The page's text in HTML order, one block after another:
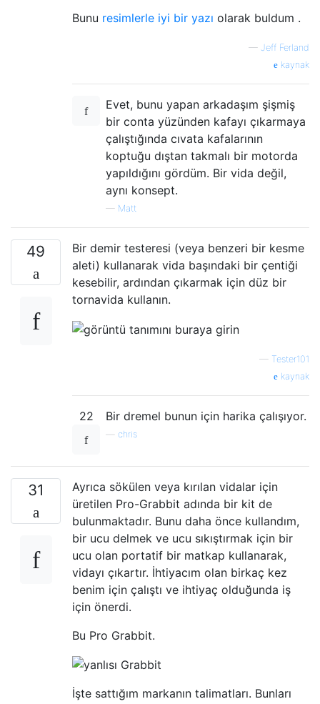
Bunu resimlerle iyi bir yazı olarak buldum .
— Jeff Ferland
kaynak
Evet, bunu yapan arkadaşım şişmiş
bir conta yüzünden kafayı çıkarmaya
çalıştığında cıvata kafalarının
koptuğu dıştan takmalı bir motorda
yapıldığını gördüm. Bir vida değil,
aynı konsept.
— Matt
49
Bir demir testeresi (veya benzeri bir kesme
aleti) kullanarak vida başındaki bir çentiği
kesebilir, ardından çıkarmak için düz bir
tornavida kullanın.
— Tester101
kaynak
22 Bir dremel bunun için harika çalışıyor.
chris
31
Ayrıca sökülen veya kırılan vidalar için
üretilen Pro-Grabbit adında bir kit de
bulunmaktadır. Bunu daha önce kullandım,
bir ucu delmek ve ucu sıkıştırmak için bir
ucu olan portatif bir matkap kullanarak,
vidayı çıkartır. İhtiyacım olan birkaç kez
benim için çalıştı ve ihtiyaç olduğunda iş
için önerdi.
Bu Pro Grabbit.
İşte sattığım markanın talimatları. Bunları